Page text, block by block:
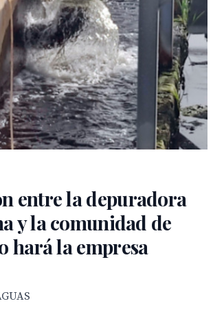
entre la depuradora
y la comunidad de
hará la empresa